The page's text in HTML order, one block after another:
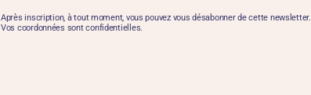
Après inscription, à tout moment, vous pouvez vous désabonner de cette newsletter.
Vos coordonnées sont confidentielles.